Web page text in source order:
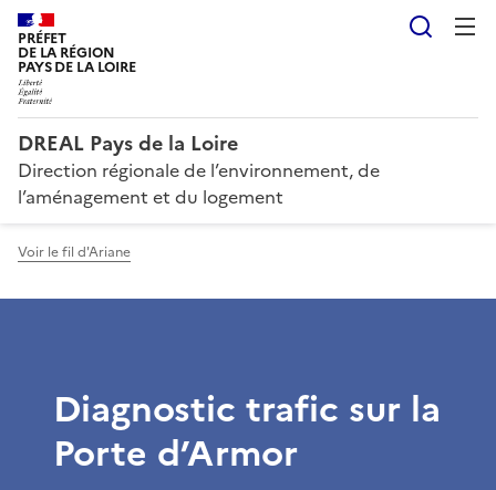
PRÉFET
DE LA RÉGION
PAYS DE LA LOIRE
DREAL Pays de la Loire
Direction régionale de l’environnement, de
l’aménagement et du logement
Voir le fil d'Ariane
Diagnostic trafic sur la
Porte d’Armor